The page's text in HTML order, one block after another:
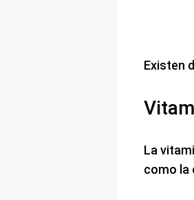
Existen
La
como la